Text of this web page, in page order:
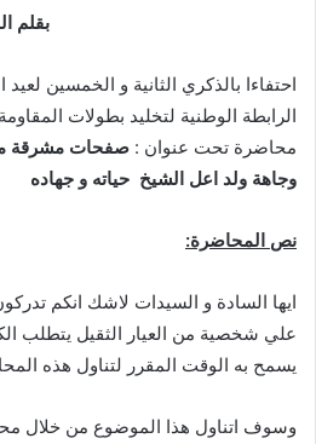
بقلم
احتفاءا بالذكري الثانية و الخمسين
محاضرة تحت عنوان : صفحات مشرقة من
وجاهة ولد اعل الشيخ حياته و جهاده
نص المحاضرة:
ايها السادة و السيدات لاشك انكم
علي شخصية من العيار الثقيل يتطلب
يسمح به الوقت المقرر لتناول هذه
وسوف اتناول هذا الموضوع من خلال